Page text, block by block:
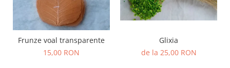
Frunze voal transparente
15,00 RON
Glixia
de la 25,00 RON